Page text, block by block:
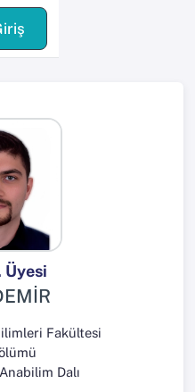
Üyesi
Fakültesi
Dalı